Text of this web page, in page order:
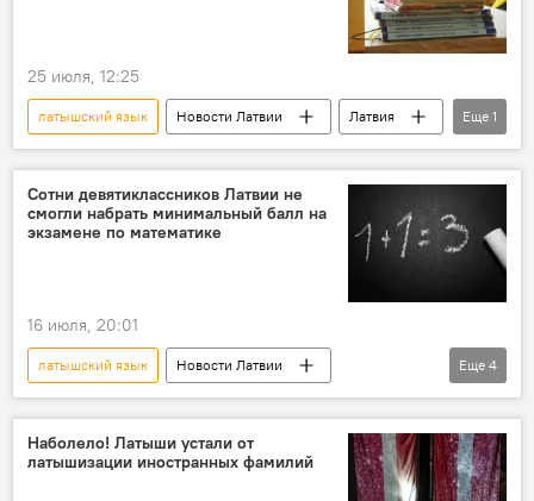
25 июля, 12:25
латышский язык Новости Латвии
Латвия
Центр госязыка
Еще 1
Сотни девятиклассников Латвии не
смогли набрать минимальный балл на
экзамене по математике
16 июля, 20:01
латышский язык
Новости Латвии
Латвия
экзамен
школа
средняя зарплата
аттестат
Еще 4
Наболело! Латыши устали от
латышизации иностранных фамилий